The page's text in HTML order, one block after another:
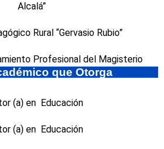
Alcalá”
Rural “Gervasio Rubio”
Profesional del Magisterio
que Otorga
(a) en Educación
(a) en Educación